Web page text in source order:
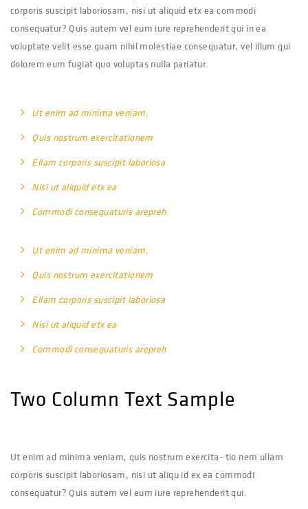
corporis suscipit laboriosam, nisi ut aliquid etx ea commodi
consequatur? Quis autem vel eum iure reprehenderit qui in ea
voluptate velit esse quam nihil molestiae consequatur, vel illum qui
dolorem eum fugiat quo voluptas nulla pariatur.
Ut enim ad minima veniam,
Quis nostrum exercitationem
Ellam corporis suscipit laboriosa
Nisi ut aliquid etx ea
Commodi consequaturis arepreh
Ut enim ad minima veniam,
Quis nostrum exercitationem
Ellam corporis suscipit laboriosa
Nisi ut aliquid etx ea
Commodi consequaturis arepreh
Two Column Text Sample
Ut enim ad minima veniam, quis nostrum exercita- tio nem ullam
corporis suscipit laboriosam, nisi ut aliqu id ex ea commodi
consequatur? Quis autem vel eum iure reprehenderit qui.